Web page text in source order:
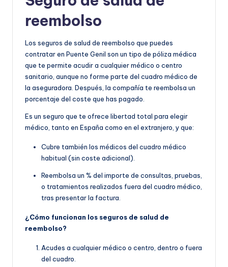
reembolso
Los seguros de salud de reembolso que puedes
contratar en Puente Genil son un tipo de póliza médica
que te permite acudir a cualquier médico o centro
sanitario, aunque no forme parte del cuadro médico de
la aseguradora. Después, la compañía te reembolsa un
porcentaje del coste que has pagado.
Es un seguro que te ofrece libertad total para elegir
médico, tanto en España como en el extranjero, y que:
Cubre también los médicos del cuadro médico
habitual (sin coste adicional).
Reembolsa un % del importe de consultas, pruebas,
o tratamientos realizados fuera del cuadro médico,
tras presentar la factura.
¿Cómo funcionan los seguros de salud de
reembolso?
Acudes a cualquier médico o centro, dentro o fuera
del cuadro.